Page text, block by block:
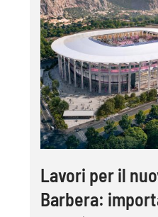
Lavori per il
Barbera: